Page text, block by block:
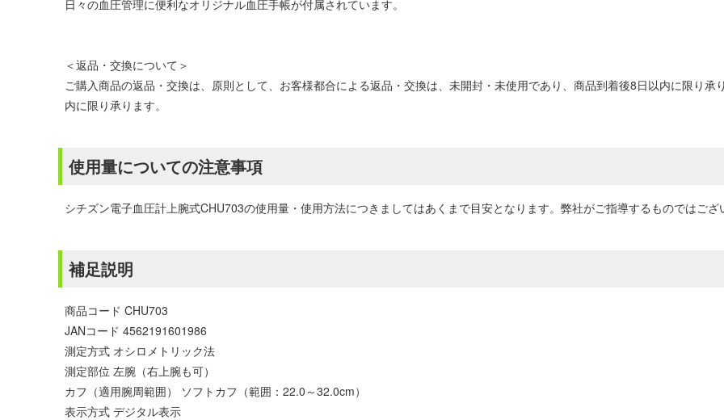
日々の血圧管理に便利なオリジナル血圧手帳が付属されています。
＜返品・交換について＞
ご購入商品の返品・交換は、原則として、お客様都合による返品・交換は、未開封・未使用であり、商品到着後8日以内に限り
内に限り承ります。
使用量についての注意事項
シチズン電子血圧計上腕式CHU703の使用量・使用方法につきましてはあくまで目安となります。弊社がご指導するものではご
補足説明
商品コード CHU703
JANコード 4562191601986
測定方式 オシロメトリック法
測定部位 左腕（右上腕も可）
カフ（適用腕周範囲） ソフトカフ（範囲：22.0～32.0cm）
表示方式 デジタル表示